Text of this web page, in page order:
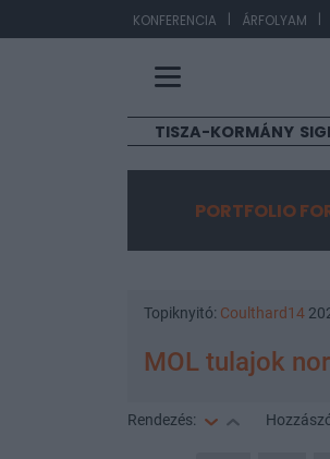
KONFERENCIA | ÁRFOLYAM |
TISZA-KORMÁNY
PORTFOLIO
Topiknyitó: Coulthard14
MOL tulajok
Rendezés: